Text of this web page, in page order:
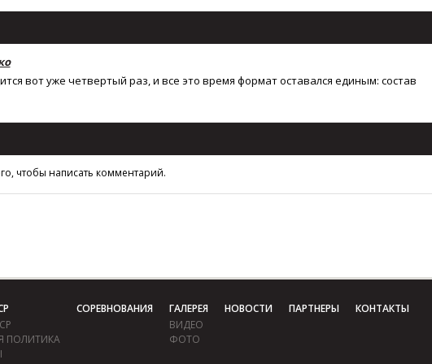
вот уже четвертый раз, и все это время формат оставался единым: состав
чтобы написать комментарий.
ПОЛИТИКА
СОРЕВНОВАНИЯ
ГАЛЕРЕЯ
ВИДЕО
ФОТО
НОВОСТИ ПАРТНЕРЫ КОНТАКТЫ